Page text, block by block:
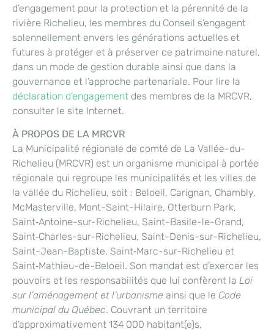
d’engagement pour la protection et la pérennité de la
rivière Richelieu, les membres du Conseil s’engagent
solennellement envers les générations actuelles et
futures à protéger et à préserver ce patrimoine naturel,
dans un mode de gestion durable ainsi que dans la
gouvernance et l’approche partenariale. Pour lire la
déclaration d’engagement des membres de la MRCVR,
consulter le site Internet.
À PROPOS DE LA MRCVR
La Municipalité régionale de comté de La Vallée-du-
Richelieu (MRCVR) est un organisme municipal à portée
régionale qui regroupe les municipalités et les villes de
la vallée du Richelieu, soit : Beloeil, Carignan, Chambly,
McMasterville, Mont-Saint-Hilaire, Otterburn Park,
Saint‑Antoine-sur-Richelieu, Saint-Basile-le-Grand,
Saint‑Charles-sur-Richelieu, Saint-Denis-sur-Richelieu,
Saint-Jean-Baptiste, Saint‑Marc-sur-Richelieu et
Saint‑Mathieu-de-Beloeil. Son mandat est d’exercer les
pouvoirs et les responsabilités que lui confèrent la Loi
sur l’aménagement et l’urbanisme ainsi que le Code
municipal du Québec. Couvrant un territoire
d’approximativement 134 000 habitant(e)s,